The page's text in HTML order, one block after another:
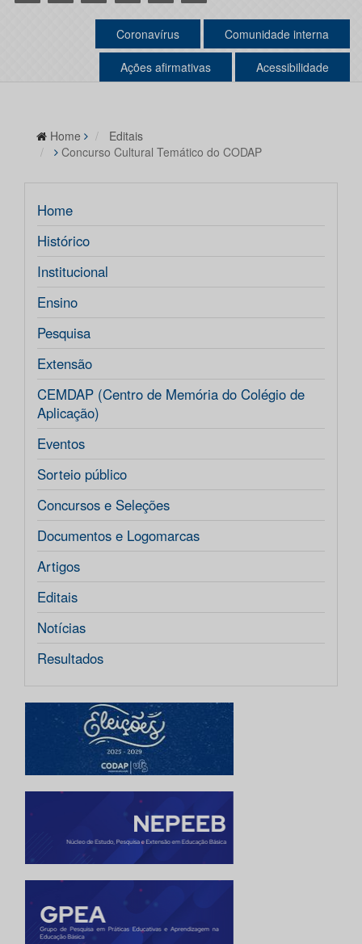
Coronavírus Comunidade interna
Ações afirmativas Acessibilidade
Home
Editais
Concurso Cultural Temático do CODAP
Home
Histórico
Institucional
Ensino
Pesquisa
Extensão
CEMDAP (Centro de Memória do Colégio de
Aplicação)
Eventos
Sorteio público
Concursos e Seleções
Documentos e Logomarcas
Artigos
Editais
Notícias
Resultados